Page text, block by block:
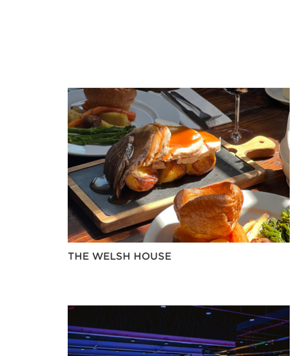
THE WELSH HOUSE